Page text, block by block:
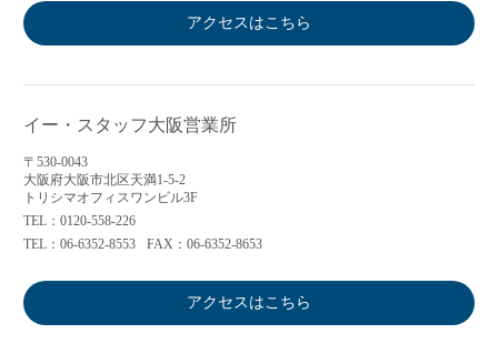
アクセスはこちら
イー・スタッフ大阪営業所
〒530-0043
大阪府大阪市北区天満1-5-2
トリシマオフィスワンビル3F
TEL：0120-558-226
TEL：06-6352-8553
FAX：06-6352-8653
アクセスはこちら